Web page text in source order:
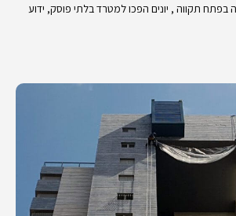
בפתח תקווה , יונים הפכו למטרד בלתי פוסק, ידוע